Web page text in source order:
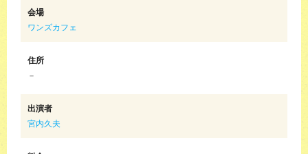
会場
ワンズカフェ
住所
－
出演者
宮内久夫